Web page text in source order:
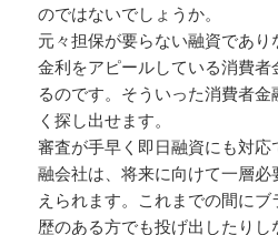
のではないでしょうか。
元々担保が要らない融資であ
金利をアピールしている消費
るのです。そういった消費者
く探し出せます。
審査が手早く即日融資にも対
融会社は、将来に向けて一層
えられます。これまでの間に
歴のある方でも投げ出したり